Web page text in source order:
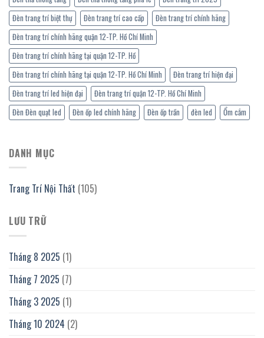
Đèn trang trí biệt thự
Đèn trang trí cao cấp
Đèn trang trí chính hãng
Đèn trang trí chính hãng quận 12-TP. Hồ Chí Minh
Đèn trang trí chính hãng tại quận 12-TP. Hồ
Đèn trang trí chính hãng tại quận 12-TP. Hồ Chí Minh
Đèn trang trí hiện đại
Đèn trang trí led hiện đại
Đèn trang trí quận 12-TP. Hồ Chí Minh
Đèn Đèn quạt led
Đèn ốp led chính hãng Đèn ốp trần đèn led Ổm cắm
DANH MỤC
Trang Trí Nội Thất (105)
LƯU TRỮ
Tháng 8 2025 (1)
Tháng 7 2025 (7)
Tháng 3 2025 (1)
Tháng 10 2024 (2)